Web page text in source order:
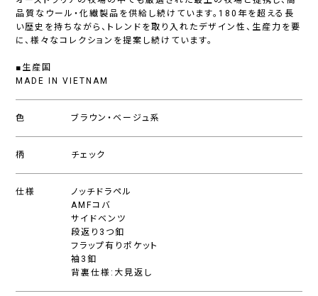
品質なウール・化繊製品を供給し続けています。180年を超える長
い歴史を持ちながら、トレンドを取り入れたデザイン性、生産力を要
に、様々なコレクションを提案し続けています。
■生産国
MADE IN VIETNAM
色 ブラウン・ベージュ系
柄 チェック
仕様
ノッチドラペル
AMFコバ
サイドベンツ
段返り3つ釦
フラップ有りポケット
袖3釦
背裏仕様:大見返し